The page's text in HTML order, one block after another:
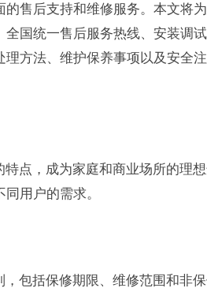
售后支持和维修服务。本文将
国统一售后服务热线、安装调
方法、维护保养事项以及安全
点，成为家庭和商业场所的理
用户的需求。
包括保修期限、维修范围和非保